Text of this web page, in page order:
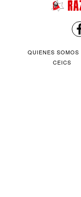
QUIENES SOMOS
CEICS